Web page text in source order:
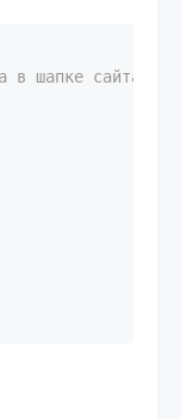
в шапке сайта */